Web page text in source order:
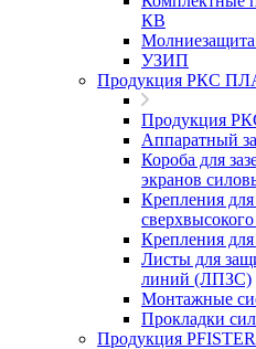
КВ
УЗИП
Продукция РКС
Продукция
Аппаратный
Короба для
экранов
Крепления
Крепления
Листы для
линий (ЛПЗС)
Монтажные
Прокладки
Продукция